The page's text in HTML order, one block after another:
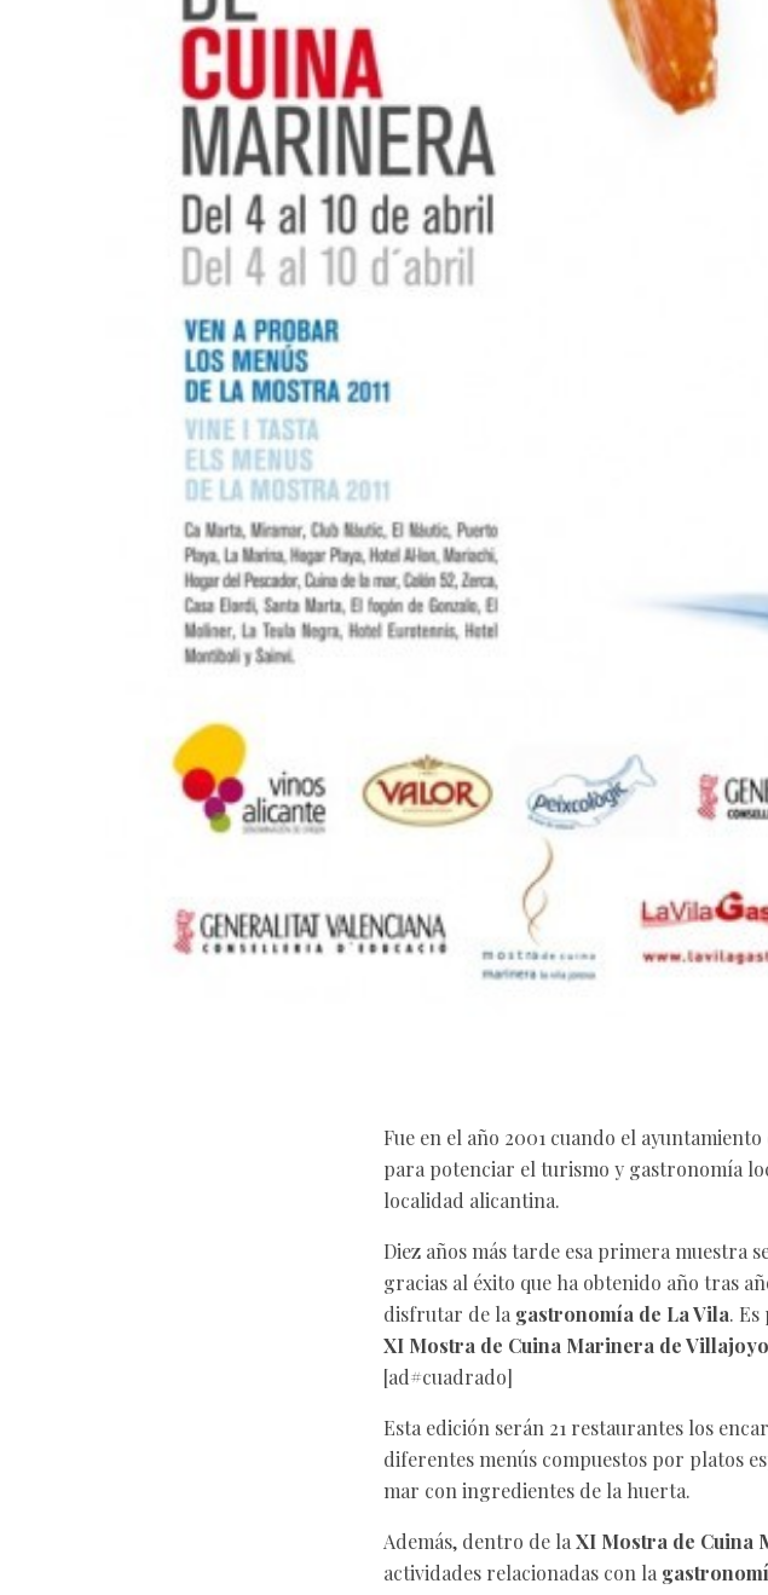
Fue en el año 2001 cuando el ayuntamiento
para potenciar el turismo y gastronomía
localidad alicantina.
Diez años más tarde esa primera muestra
gracias al éxito que ha obtenido año tras
disfrutar de la gastronomía de La Vila.
XI Mostra de Cuina Marinera de
[ad#cuadrado]
Esta edición serán 21 restaurantes los
diferentes menús compuestos por platos
mar con ingredientes de la huerta.
Además, dentro de la XI Mostra de Cuina
actividades relacionadas con la